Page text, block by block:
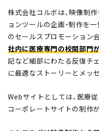
株式会社コルボは、映像制
ョンツールの企画・制作を
のセールスプロモーション
社内に医療専門の校閲部門
記など細部にわたる反復チ
に最適なストーリーとメッ
Webサイトとしては、医療
コーポレートサイトの制作